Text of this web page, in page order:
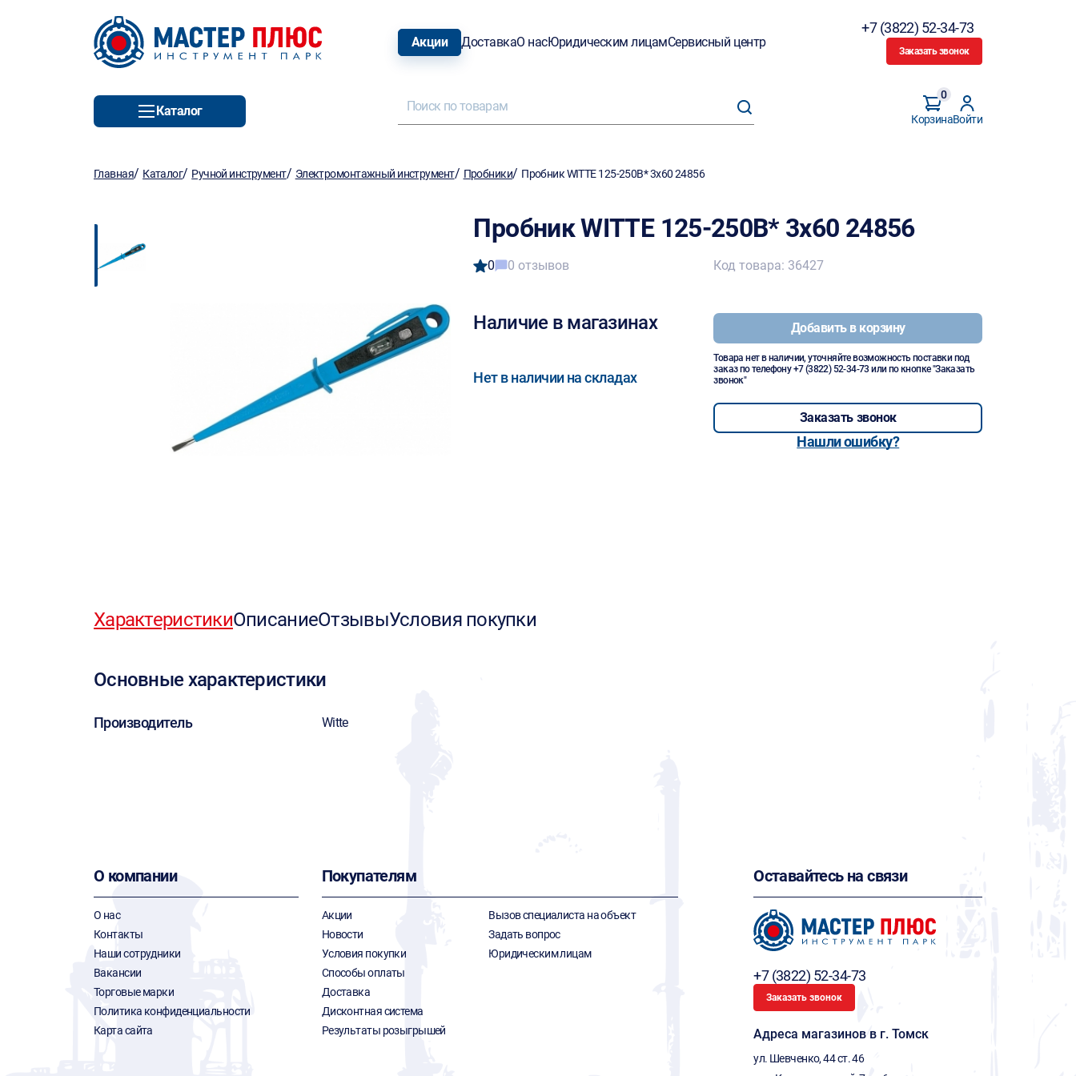
Акции ДоставкаО насЮридическим лицамСервисный центр
+7 (3822) 52-34-73
Заказать звонок
Каталог
Корзина
0
Войти
Главная/ Каталог/ Ручной инструмент/ Электромонтажный инструмент/ Пробники/ Пробник WITTE 125-250В* 3х60 24856
Пробник WITTE 125-250В* 3х60 24856
0 0 отзывов
Наличие в магазинах
Нет в наличии на складах
Код товара: 36427
Добавить в корзину
Товара нет в наличии, уточняйте возможность поставки под
заказ по телефону+7 (3822) 52-34-73 или по кнопке "Заказать
звонок"
Заказать звонок
Нашли ошибку?
ХарактеристикиОписаниеОтзывыУсловия покупки
Основные характеристики
Производитель Witte
О компании
О нас
Контакты
Наши сотрудники
Вакансии
Торговые марки
Политика конфиденциальности
Карта сайта
Покупателям
Акции
Новости
Условия покупки
Способы оплаты
Доставка
Дисконтная система
Результаты розыгрышей
Вызов специалиста на объект
Задать вопрос
Юридическим лицам
Оставайтесь на связи
+7 (3822) 52-34-73
Заказать звонок
Адреса магазинов в г. Томск
ул. Шевченко, 44 ст. 46